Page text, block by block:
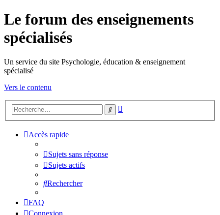
Le forum des enseignements
spécialisés
Un service du site Psychologie, éducation & enseignement
spécialisé
Vers le contenu
Rechercher
Accès rapide
Sujets sans réponse
Sujets actifs
Rechercher
FAQ